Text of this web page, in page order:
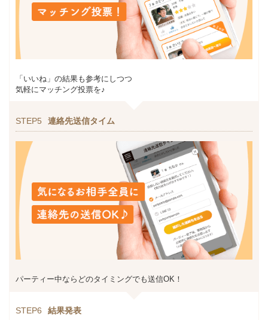
「いいね」の結果も参考にしつつ
気軽にマッチング投票を♪
STEP5 連絡先送信タイム
パーティー中ならどのタイミングでも送信OK！
STEP6 結果発表